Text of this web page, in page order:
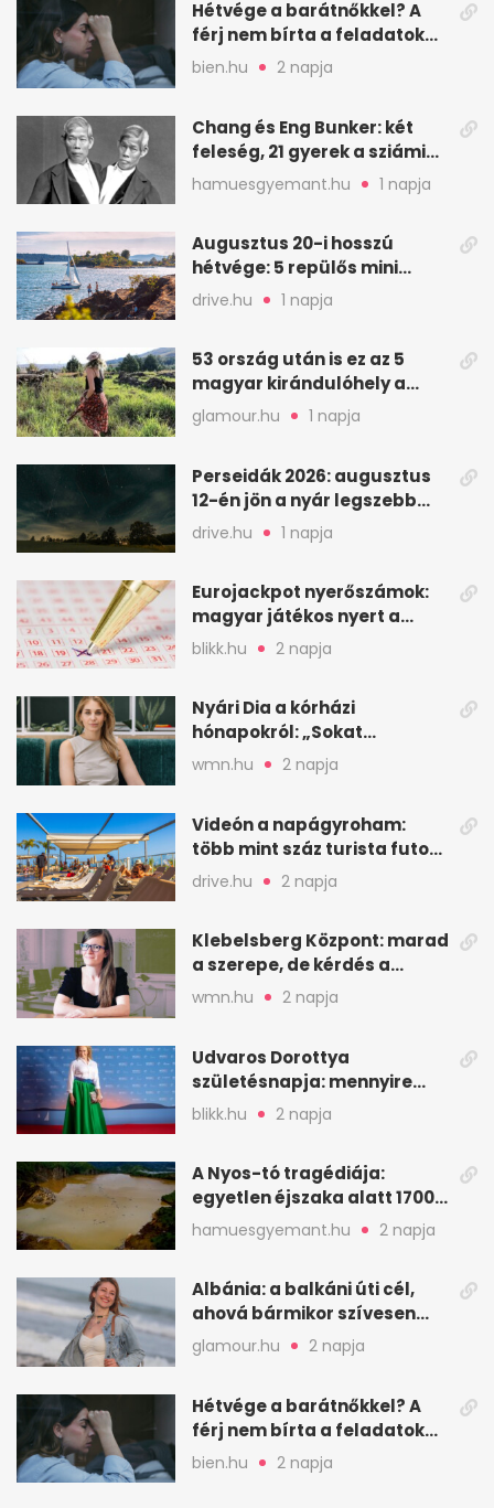
Hétvége a barátnőkkel? A
férj nem bírta a feladatokat,
a feleség levegőt kér
bien.hu 2 napja
Chang és Eng Bunker: két
feleség, 21 gyerek a sziámi
ikrek életében
hamuesgyemant.hu 1 napja
Augusztus 20-i hosszú
hétvége: 5 repülős mini
nyaralás 0 szabadsággal
drive.hu 1 napja
53 ország után is ez az 5
magyar kirándulóhely a
kedvencem
glamour.hu 1 napja
Perseidák 2026: augusztus
12-én jön a nyár legszebb
csillaghullása
drive.hu 1 napja
Eurojackpot nyerőszámok:
magyar játékos nyert a
2026. augusztus 4-i húzáson
blikk.hu 2 napja
Nyári Dia a kórházi
hónapokról: „Sokat
veszekedtem Istennel”
wmn.hu 2 napja
Videón a napágyroham:
több mint száz turista futott
a helyekért Tenerifén
drive.hu 2 napja
Klebelsberg Központ: marad
a szerepe, de kérdés a
hitelessége
wmn.hu 2 napja
Udvaros Dorottya
születésnapja: mennyire
ismered a filmszerepeit?
blikk.hu 2 napja
A Nyos-tó tragédiája:
egyetlen éjszaka alatt 1700
ember halt meg
hamuesgyemant.hu 2 napja
Albánia: a balkáni úti cél,
ahová bármikor szívesen
visszamennék
glamour.hu 2 napja
Hétvége a barátnőkkel? A
férj nem bírta a feladatokat,
a feleség levegőt kér
bien.hu 2 napja